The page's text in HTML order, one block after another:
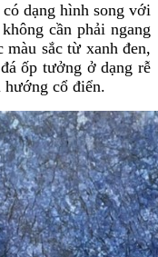
dạng hình song với
cần phải ngang
màu sắc từ xanh đen,
ốp tưởng ở dạng rễ
hướng cổ điển.